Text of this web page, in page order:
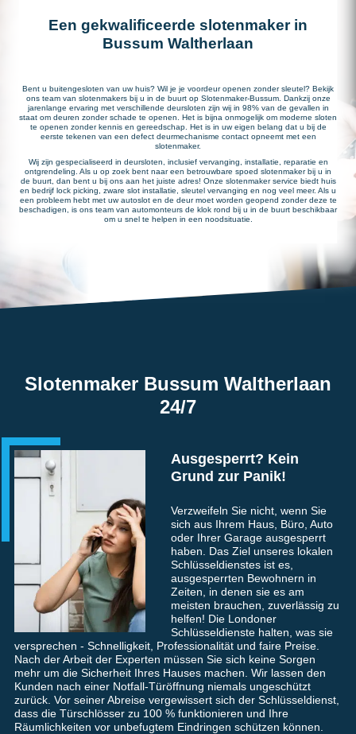
Een gekwalificeerde slotenmaker in
Bussum Waltherlaan
Bent u buitengesloten van uw huis? Wil je je voordeur openen zonder sleutel? Bekijk
ons team van slotenmakers bij u in de buurt op Slotenmaker-Bussum. Dankzij onze
jarenlange ervaring met verschillende deursloten zijn wij in 98% van de gevallen in
staat om deuren zonder schade te openen. Het is bijna onmogelijk om moderne sloten
te openen zonder kennis en gereedschap. Het is in uw eigen belang dat u bij de
eerste tekenen van een defect deurmechanisme contact opneemt met een
slotenmaker.
Wij zijn gespecialiseerd in deursloten, inclusief vervanging, installatie, reparatie en
ontgrendeling. Als u op zoek bent naar een betrouwbare spoed slotenmaker bij u in
de buurt, dan bent u bij ons aan het juiste adres! Onze slotenmaker service biedt huis
en bedrijf lock picking, zware slot installatie, sleutel vervanging en nog veel meer. Als u
een probleem hebt met uw autoslot en de deur moet worden geopend zonder deze te
beschadigen, is ons team van automonteurs de klok rond bij u in de buurt beschikbaar
om u snel te helpen in een noodsituatie.
Slotenmaker Bussum Waltherlaan
24/7
Ausgesperrt? Kein
Grund zur Panik!
Verzweifeln Sie nicht, wenn Sie
sich aus Ihrem Haus, Büro, Auto
oder Ihrer Garage ausgesperrt
haben. Das Ziel unseres lokalen
Schlüsseldienstes ist es,
ausgesperrten Bewohnern in
Zeiten, in denen sie es am
meisten brauchen, zuverlässig zu
helfen! Die Londoner
Schlüsseldienste halten, was sie
versprechen - Schnelligkeit, Professionalität und faire Preise.
Nach der Arbeit der Experten müssen Sie sich keine Sorgen
mehr um die Sicherheit Ihres Hauses machen. Wir lassen den
Kunden nach einer Notfall-Türöffnung niemals ungeschützt
zurück. Vor seiner Abreise vergewissert sich der Schlüsseldienst,
dass die Türschlösser zu 100 % funktionieren und Ihre
Räumlichkeiten vor unbefugtem Eindringen schützen können.